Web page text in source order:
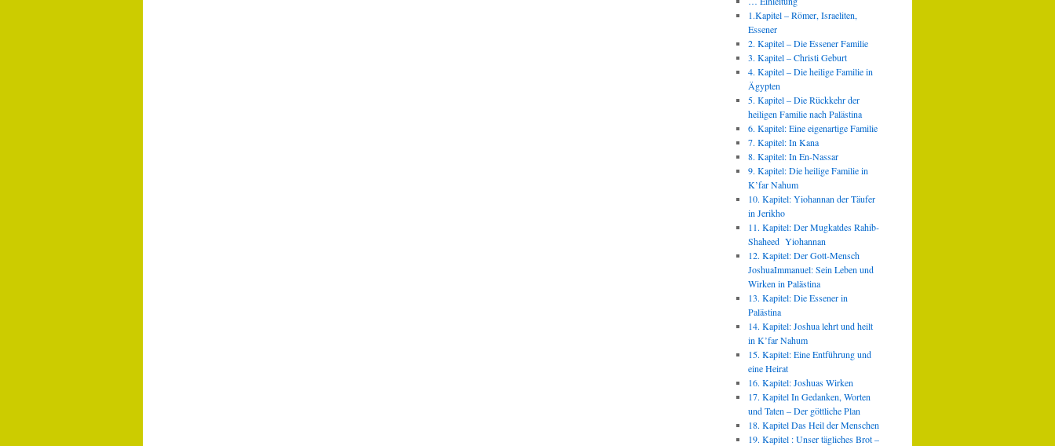
1.Kapitel – Römer, Israeliten,
Essener
2. Kapitel – Die Essener Familie
3. Kapitel – Christi Geburt
4. Kapitel – Die heilige Familie in
Ägypten
5. Kapitel – Die Rückkehr der
heiligen Familie nach Palästina
6. Kapitel: Eine eigenartige Familie
7. Kapitel: In Kana
8. Kapitel: In En-Nassar
9. Kapitel: Die heilige Familie in
K’far Nahum
10. Kapitel: Yiohannan der Täufer
in Jerikho
11. Kapitel: Der Mugkatdes Rahib-
Shaheed Yiohannan
12. Kapitel: Der Gott-Mensch
JoshuaImmanuel: Sein Leben und
Wirken in Palästina
13. Kapitel: Die Essener in
Palästina
14. Kapitel: Joshua lehrt und heilt
in K’far Nahum
15. Kapitel: Eine Entführung und
eine Heirat
16. Kapitel: Joshuas Wirken
17. Kapitel In Gedanken, Worten
und Taten – Der göttliche Plan
18. Kapitel Das Heil der Menschen
19. Kapitel : Unser tägliches Brot –